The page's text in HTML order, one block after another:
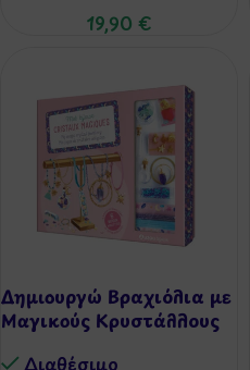
19,90 €
Δημιουργώ Βραχιόλια με
Μαγικούς Κρυστάλλους
Διαθέσιμo